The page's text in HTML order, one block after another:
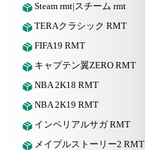
Steam rmt|スチーム rmt
TERAクラシック RMT
FIFA19 RMT
キャプテン翼ZERO RMT
NBA 2K18 RMT
NBA 2K19 RMT
インペリアルサガ RMT
メイプルストーリー2 RMT